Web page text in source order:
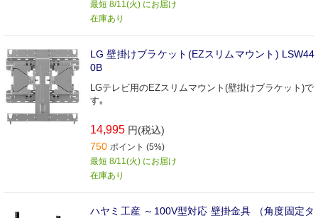
最短 8/11(火) にお届け
在庫あり
LG 壁掛けブラケット(EZスリムマウント) LSW44
0B
LGテレビ用のEZスリムマウント(壁掛けブラケット)で
す｡
14,995 円(税込)
750 ポイント (5%)
最短 8/11(火) にお届け
在庫あり
ハヤミ工産 ～100V型対応 壁掛金具 （角度固定タ